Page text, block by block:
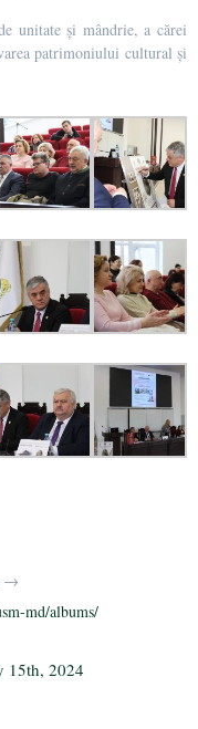
unitate și mândrie, a cărei
patrimoniului cultural și
→
md/albums/
15th, 2024